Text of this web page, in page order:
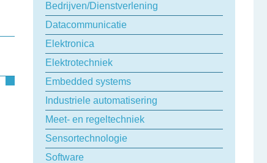
Bedrijven/Dienstverlening
Datacommunicatie
Elektronica
Elektrotechniek
Embedded systems
Industriele automatisering
Meet- en regeltechniek
Sensortechnologie
Software